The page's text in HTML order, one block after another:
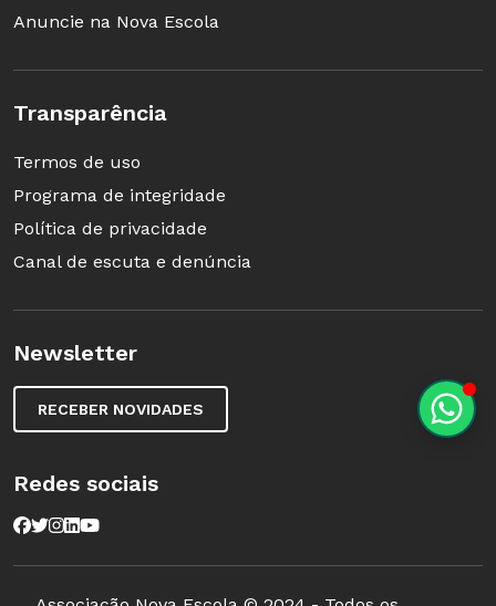
Anuncie na Nova Escola
Transparência
Termos de uso
Programa de integridade
Política de privacidade
Canal de escuta e denúncia
Newsletter
RECEBER NOVIDADES
Redes sociais